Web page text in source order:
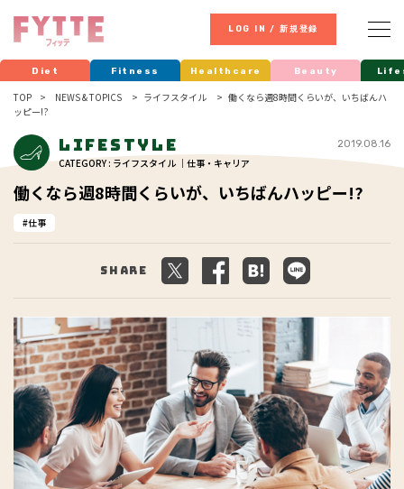
LOG IN / 新規登録
Diet Fitness Healthcare Beauty
TOP NEWS & TOPICS ライフスタイル
働くなら週8時間くらいが、いちばんハ
ッピー!?
Lifestyle
CATEGORY : ライフスタイル ｜仕事・キャリア
2019.08.16
働くなら週8時間くらいが、いちばんハッピー!?
仕事
Share